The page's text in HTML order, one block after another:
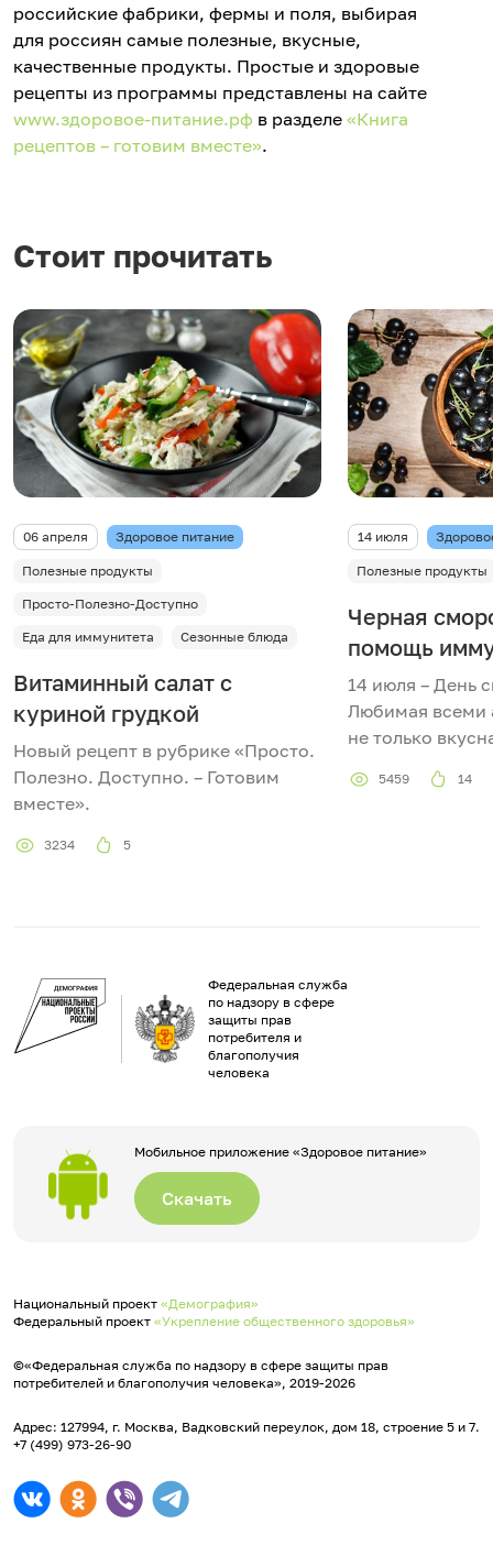
российские фабрики, фермы и поля, выбирая
для россиян самые полезные, вкусные,
качественные продукты. Простые и здоровые
рецепты из программы представлены на сайте
www.здоровое-питание.рф в разделе «Книга
рецептов – готовим вместе».
Стоит прочитать
06 апреля Здоровое питание
Полезные продукты
Просто-Полезно-Доступно
Еда для иммунитета
Сезонные блюда
Витаминный салат с
куриной грудкой
Новый рецепт в рубрике «Просто.
Полезно. Доступно. – Готовим
вместе».
3234 5
14 июля
Полезные продукты
Черная
помощь
14 июля – День
Любимая всеми
не только
5459 14
Федеральная служба
по надзору в сфере
защиты прав
потребителя и
благополучия
человека
Мобильное приложение «Здоровое питание»
Скачать
Национальный проект «Демография»
Федеральный проект «Укрепление общественного здоровья»
©«Федеральная служба по надзору в сфере защиты прав
потребителей и благополучия человека», 2019-2026
Адрес: 127994, г. Москва, Вадковский переулок, дом 18, строение 5 и 7.
+7 (499) 973-26-90